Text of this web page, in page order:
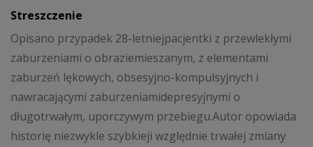
Streszczenie
Opisano przypadek 28-letniejpacjentki z przewlekłymi
zaburzeniami o obraziemieszanym, z elementami
zaburzeń lękowych, obsesyjno-kompulsyjnych i
nawracającymi zaburzeniamidepresyjnymi o
długotrwałym, uporczywym przebiegu.Autor opowiada
historię niezwykle szybkieji względnie trwałej zmiany